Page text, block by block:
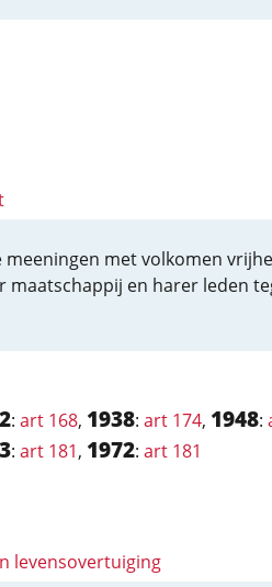
met volkomen
maatschappij en harer leden
: art 168, 1938: art 174, 1948:
: art 181, 1972: art 181
levensovertuiging